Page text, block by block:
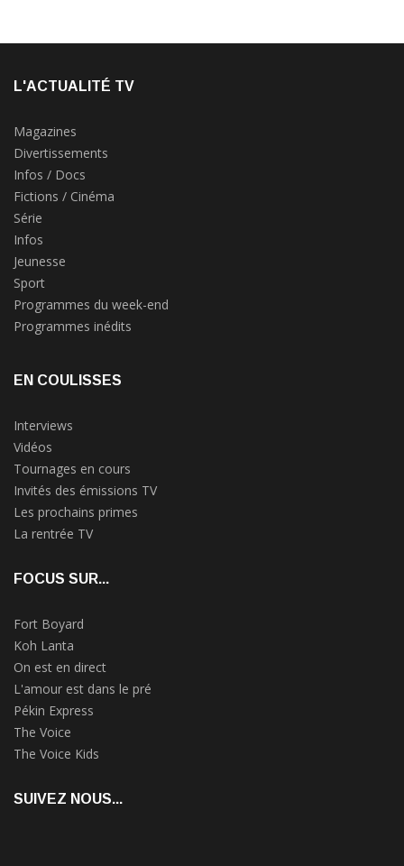
L'ACTUALITÉ TV
Magazines
Divertissements
Infos / Docs
Fictions / Cinéma
Série
Infos
Jeunesse
Sport
Programmes du week-end
Programmes inédits
EN COULISSES
Interviews
Vidéos
Tournages en cours
Invités des émissions TV
Les prochains primes
La rentrée TV
FOCUS SUR...
Fort Boyard
Koh Lanta
On est en direct
L'amour est dans le pré
Pékin Express
The Voice
The Voice Kids
SUIVEZ NOUS...